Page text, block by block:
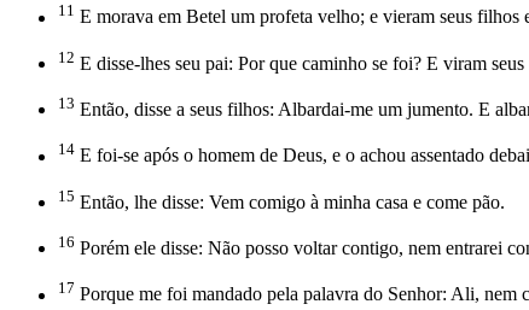
11 E morava em Betel um profeta velho; e vieram seus filhos
12 E disse-lhes seu pai: Por que caminho se foi? E viram
13 Então, disse a seus filhos: Albardai-me um jumento. E
14 E foi-se após o homem de Deus, e o achou assentado
15 Então, lhe disse: Vem comigo à minha casa e come pão.
16 Porém ele disse: Não posso voltar contigo, nem entrarei
17 Porque me foi mandado pela palavra do Senhor: Ali, nem